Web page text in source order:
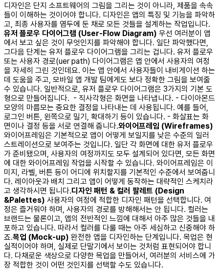
디자인은 단지 소프트웨어의 그림을 그리는 것이 아니라, 제품을 속속
들이 이해하는 것이어야 합니다. 디자인은 앱의 특징 및 기능을 파악하
고, 최종 사용자를 염두에 둔 채로 모든 것들을 설계하는 작업입니다. ​
유저 플로우 다이어그램 (User-Flow Diagram) 우선 여러분이 앱
에서 보고 싶은 것이 무엇인지를 파악해야 합니다. 일단 파악했다면,
그다음 단계는 유저 플로우 다이어그램을 그리는 겁니다. 유저 플로우
또는 사용자 경로(uer path) 다이어그램은 앱 안에서 사용자의 여정
을 자세히 그린 것인데요. 이는 앱 안에서 사용자들이 내비게이션 하는
데 도움을 주고, 모바일 앱 개발 팀에게도 보다 정확한 그림을 보여줄
수 있습니다. 일반적으로, 유저 플로우 다이어그램은 3가지의 기본 도
형으로 만들어집니다. - 직사각형은 화면을 나타냅니다. - 다이아몬드
모양의 마름모는 중요한 결정을 나타내는 데 사용됩니다. 예를 들어,
로그인 버튼, 왼쪽으로 밀기, 확대하기 등이 있습니다. - 화살표는 화
면이나 결정 등을 서로 연결해 줍니다. ​와이어프레임 (Wireframes)
와이어프레임은 기본적으로 앱이 어떻게 보일지를 낮은 수준의 일러
스트레이션으로 보여주는 것입니다. 일단 각 화면에 대한 유저 플로우
가 준비됐으며, 사용자의 여정까지도 모두 설계되어 있다면, 모든 화면
에 대한 와이어프레임 작업을 시작할 수 있습니다. 와이어프레임은 이
미지, 라벨, 버튼 등이 어디에 위치할지를 기본적인 수준에서 보여줍니
다. 레이아웃과 배치 그리고 앱이 어떻게 동작하는 대략적인 스케치라
고 생각하시면 됩니다. ​디자인 패턴 & 컬러 팔레트 (Design
&Palettes) 사용자의 여정에 적합한 디자인 패턴을 선택합니다. 여
정은 즐거워야 하며, 사용자의 경로를 방해해서는 안 됩니다. 컬러는
브랜드는 물론이고, 앱의 전반적인 느낌에 대해서 아주 많은 것들을 내
포하고 있습니다. 따라서 컬러를 다룰 때는 아주 세심하고 신중해야 하
죠. ​목업 (Mock-up) 완전한 앱을 디자인하는 단계입니다. 목업은 현
실적이어야 하며, 실제로 단말기에서 보이는 것처럼 표현되어야 합니
다. 다채로운 색상으로 다양한 목업을 만들어서, 여러분의 서비스에 가
장 적합한 것이 어떤 것인지를 선택할 수도 있습니다. ​